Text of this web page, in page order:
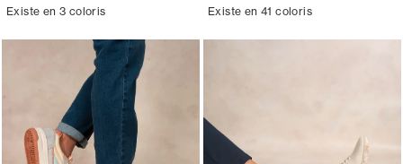
Existe en 3 coloris Existe en 41 coloris